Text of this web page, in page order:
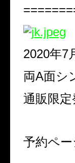
2020年7
両A面シ
通販限定
予約ペ